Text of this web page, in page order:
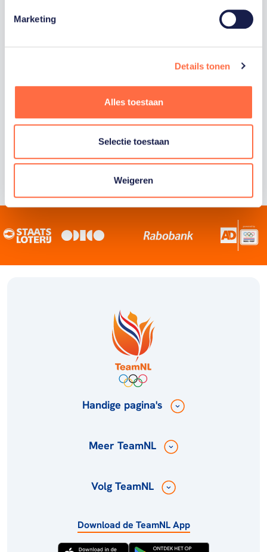
Marketing
Details tonen
Alles toestaan
Selectie toestaan
Weigeren
Staatsloterij is trotse hoofdsponsor van
sportiefste land van de wereld maken.
Handige pagina's
Meer TeamNL
Volg TeamNL
Download de TeamNL App